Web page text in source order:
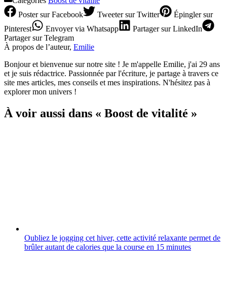
Postersur Facebook Tweetersur Twitter Épinglersur
Pinterest
Envoyervia Whatsapp Partagersur LinkedIn
Partagersur Telegram
À propos de l’auteur, Emilie
Bonjour et bienvenue sur notre site ! Je m'appelle Emilie, j'ai 29 ans
et je suis rédactrice. Passionnée par l'écriture, je partage à travers ce
site mes articles, mes conseils et mes inspirations. N'hésitez pas à
explorer mon univers !
À voir aussi dans « Boost de vitalité »
Oubliez le jogging cet hiver, cette activité relaxante permet de
brûler autant de calories que la course en 15 minutes